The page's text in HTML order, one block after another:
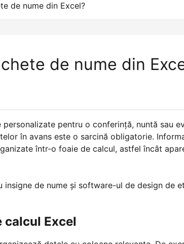
de nume din Excel?
de nume din
pentru o conferință, nuntă sau
în avans este o sarcină obligatorie.
într-o foaie de calcul, astfel încât
de nume și software-ul de design de
calcul Excel